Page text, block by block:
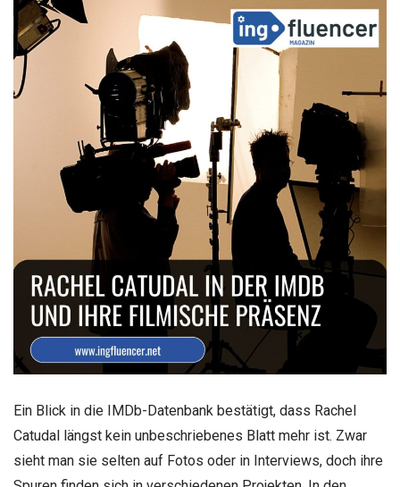
Ein Blick in die IMDb-Datenbank bestätigt, dass Rachel
Catudal längst kein unbeschriebenes Blatt mehr ist. Zwar
sieht man sie selten auf Fotos oder in Interviews, doch ihre